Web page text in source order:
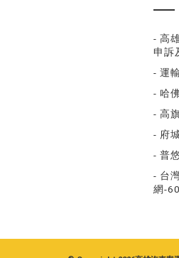
- 高
申訴
- 運
- 哈
- 高
- 府
- 普
- 台
網-